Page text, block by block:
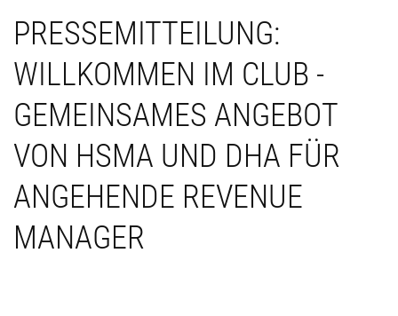
PRESSEMITTEILUNG:
WILLKOMMEN IM CLUB -
GEMEINSAMES ANGEBOT
VON HSMA UND DHA FÜR
ANGEHENDE REVENUE
MANAGER